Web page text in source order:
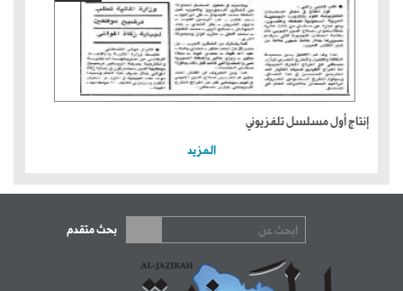
إنتاج أول مسلسل تلفزيوني
المزيد
بحث متقدم